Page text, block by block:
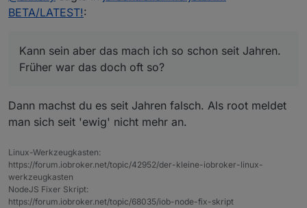
durch.
BETA/LATEST!:
Kann sein aber das mach ich so schon seit Jahren.
Früher war das doch oft so?
Dann machst du es seit Jahren falsch. Als root meldet
man sich seit 'ewig' nicht mehr an.
Linux-Werkzeugkasten:
https://forum.iobroker.net/topic/42952/der-kleine-iobroker-linux-
werkzeugkasten
NodeJS Fixer Skript:
https://forum.iobroker.net/topic/68035/iob-node-fix-skript